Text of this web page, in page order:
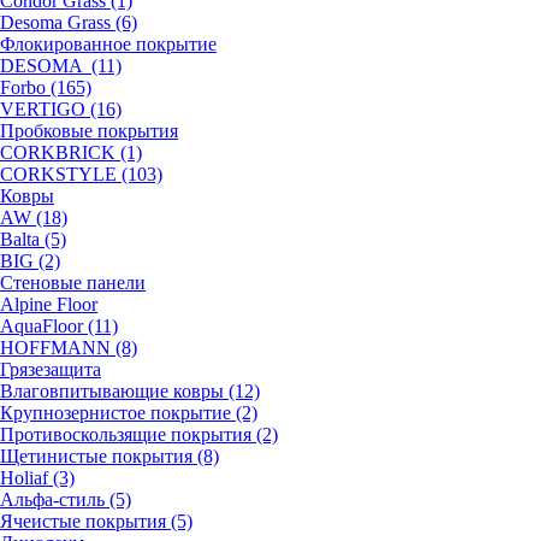
Desoma Grass (6)
Флокированное покрытие
DESOMA (11)
Forbo (165)
VERTIGO (16)
Пробковые покрытия
CORKBRICK (1)
CORKSTYLE (103)
Ковры
AW (18)
Balta (5)
BIG (2)
Стеновые панели
Alpine Floor
AquaFloor (11)
HOFFMANN (8)
Грязезащита
Влаговпитывающие ковры (12)
Крупнозернистое покрытие (2)
Противоскользящие покрытия (2)
Щетинистые покрытия (8)
Holiaf (3)
Альфа-стиль (5)
Ячеистые покрытия (5)